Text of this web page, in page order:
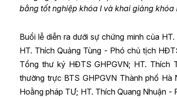
bằng tốt nghiệp khóa I và khai giảng
Buổi lễ diễn ra dưới sự chứng minh của
HT. Thích Quảng Tùng - Phó chủ tịch
Tổng thư ký HĐTS GHPGVN; HT. Thích
thường trực BTS GHPGVN Thành phố
Hoằng pháp TƯ; HT. Thích Quang Nhuận